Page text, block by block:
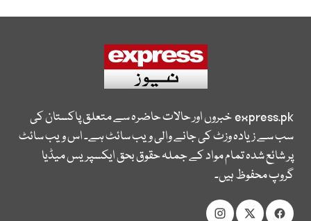
express.pkخبروں اور حالات حاضرہ سے متعلق پاکستان کی
سب سے زیادہ وزٹ کی جانے والی ویب سائٹ ہے۔ اس ویب سائٹ
پر شائع شدہ تمام مواد کے جملہ حقوق بحق ایکسپریس میڈیا
گروپ محفوظ ہیں۔